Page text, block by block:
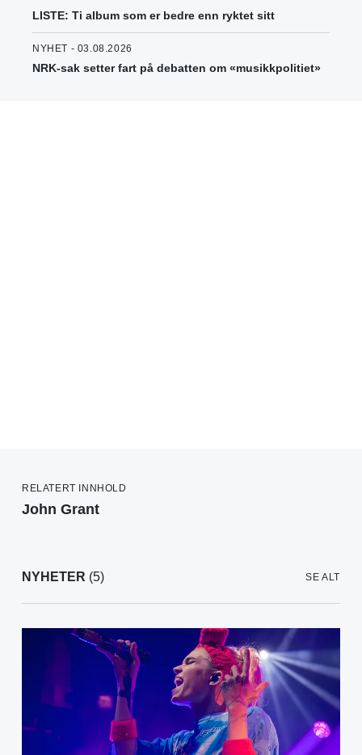
LISTE: Ti album som er bedre enn ryktet sitt
NYHET - 03.08.2026
NRK-sak setter fart på debatten om «musikkpolitiet»
RELATERT INNHOLD
John Grant
NYHETER (5) SE ALT